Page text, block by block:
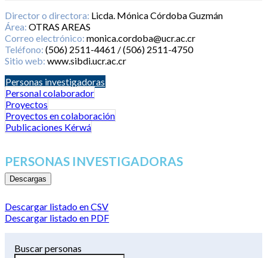
Director o directora: Licda. Mónica Córdoba Guzmán
Área: OTRAS AREAS
Correo electrónico: monica.cordoba@ucr.ac.cr
Teléfono: (506) 2511-4461 / (506) 2511-4750
Sitio web: www.sibdi.ucr.ac.cr
Personas investigadoras
Personal colaborador
Proyectos
Proyectos en colaboración
Publicaciones Kérwá
PERSONAS INVESTIGADORAS
Descargas
Descargar listado en CSV
Descargar listado en PDF
Buscar personas